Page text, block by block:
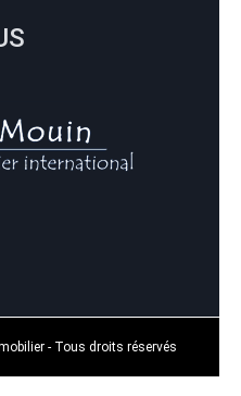
- Tous droits réservés